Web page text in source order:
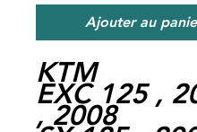
Ajouter au
KTM
EXC 125 ,
, 2008